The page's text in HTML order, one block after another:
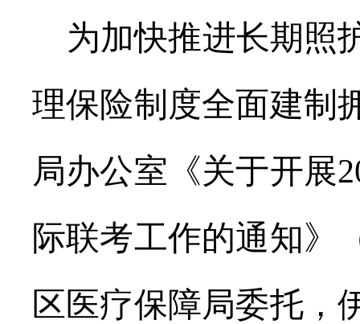
为加快推进长期照
理保险制度全面建制
局办公室《关于开展
际联考工作的通知》
区医疗保障局委托，